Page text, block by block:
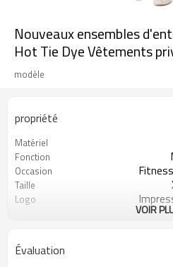
Nouveaux ensembles
Hot Tie Dye Vêtements
modèle
propriété
Matériel
Fonction
Occasion
Taille
Logo
MOQ
Étiquette et étiquette
VOIR
Évaluation